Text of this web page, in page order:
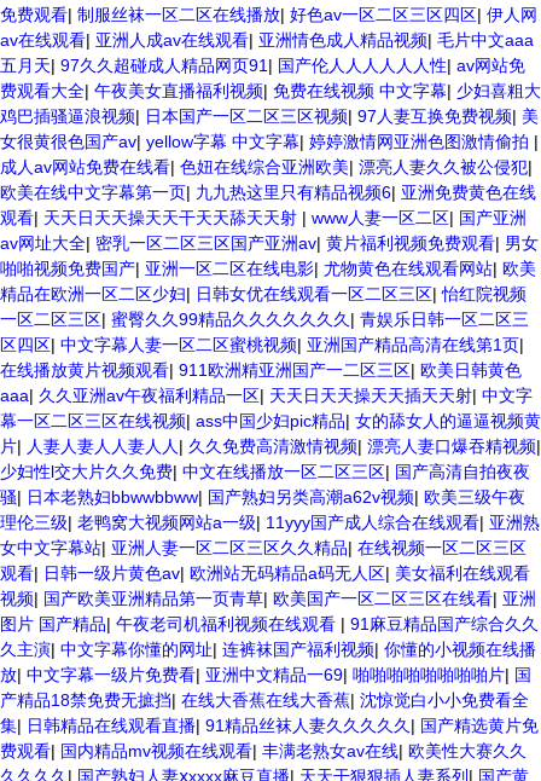
免费观看| 制服丝袜一区二区在线播放| 好色av一区二区三区四区| 伊人网
av在线观看| 亚洲人成av在线观看| 亚洲情色成人精品视频| 毛片中文aaa
五月天| 97久久超碰成人精品网页91 | 国产伦人人人人人人性| av网站免
费观看大全| 午夜美女直播福利视频| 免费在线视频 中文字幕| 少妇喜粗大
鸡巴插骚逼浪视频| 日本国产一区二区三区视频| 97人妻互换免费视频| 美
女很黄很色国产av| yellow字幕 中文字幕| 婷婷激情网亚洲色图激情偷拍 |
成人av网站免费在线看| 色妞在线综合亚洲欧美| 漂亮人妻久久被公侵犯|
欧美在线中文字幕第一页| 九九热这里只有精品视频6| 亚洲免费黄色在线
观看| 天天日天天操天天干天天舔天天射 | www人妻一区二区| 国产亚洲
av网址大全| 密乳一区二区三区国产亚洲av| 黄片福利视频免费观看| 男女
啪啪视频免费国产| 亚洲一区二区在线电影| 尤物黄色在线观看网站| 欧美
精品在欧洲一区二区少妇| 日韩女优在线观看一区二区三区|怡红院视频
一区二区三区| 蜜臀久久99精品久久久久久久久 | 青娱乐日韩一区二区三
区四区| 中文字幕人妻一区二区蜜桃视频| 亚洲国产精品高清在线第1页|
在线播放黄片视频观看| 911欧洲精亚洲国产一二区三区| 欧美日韩黄色
aaa| 久久亚洲av午夜福利精品一区| 天天日天天操天天插天天射| 中文字
幕一区二区三区在线视频| ass中国少妇pic精品| 女的舔女人的逼逼视频黄
片| 人妻人妻人人妻人人 | 久久免费高清激情视频| 漂亮人妻口爆吞精视频|
少妇性l交大片久久免费| 中文在线播放一区二区三区| 国产高清自拍夜夜
骚| 日本老熟妇bbwwbbww| 国产熟妇另类高潮a62v视频| 欧美三级午夜
理伦三级| 老鸭窝大视频网站a一级| 11yyy国产成人综合在线观看| 亚洲熟
女中文字幕站| 亚洲人妻一区二区三区久久精品| 在线视频一区二区三区
观看| 日韩一级片黄色av| 欧洲站无码精品a码无人区| 美女福利在线观看
视频| 国产欧美亚洲精品第一页青草| 欧美国产一区二区三区在线看| 亚洲
图片 国产精品| 午夜老司机福利视频在线观看 | 91麻豆精品国产综合久久
久主演| 中文字幕你懂的网址| 连裤袜国产福利视频| 你懂的小视频在线播
放| 中文字幕一级片免费看| 亚洲中文精品一69| 啪啪啪啪啪啪啪啪片| 国
产精品18禁免费无摭挡| 在线大香蕉在线大香蕉| 沈惊觉白小小免费看全
集| 日韩精品在线观看直播| 91精品丝袜人妻久久久久久 | 国产精选黄片免
费观看| 国内精品mv视频在线观看| 丰满老熟女av在线| 欧美性大赛久久
久久久久 | 国产熟妇人妻ⅹxxxx麻豆直播| 天天干狠狠插人妻系列 | 国产黄